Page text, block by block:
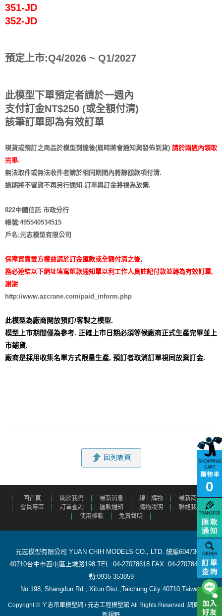
351-JD
352-JD
預定上市:Q4/2026 ~ Q1/2027
此模型下單預定者請於一週內
支付訂金NT$250 (或全額付清)
該筆訂單即為有效訂單
現貨或預訂之商品於模型到達後(屆時將會通知與發佈到貨) 請於兩週內領取
完畢.
無法取件或無法收件者請於相同期間內將餘額款項付清.
逾期將不留貨不再另行通知.訂單與訂金將視為放棄.
822中國信託 市政分行
帳號:495540534515
戶名:元志模型有限公司
保障買賣雙方權益請於訂金匯款或全額付清之後,
務必連結以下網址填寫匯款通知單以利工作人員註記付款並轉為有效訂單,
謝謝
http://www.azcrane.com/paid_inform.php
此模型為廠商開放預訂/客製之模型.
模型上市期間僅為參考. 正確上市日期必須等候廠商正式生產完畢並上
市鋪貨.
廠商是採用收集名單方式限量生產, 預訂者取消訂單視同放棄訂金.
回首頁 關於我們 最新消息 線上購物
最新商品
會員專區
訂單查詢 匯款通知 購物說明
聯絡我們
使用條款
免責聲明
元志模型有限公司 YUAN CHIH MODELS CO., LTD. 統編60473615
40710台中市西屯區上墩路198 TEL :04-27078618 FAX :04-27078488 行
動:0935-353859
​ No.198, Shangdun Rd., Xitun Dist.,Taichung City 40710,Taiwan
Copyright © ㄚ志吊車模型網 / 元志工程模型館 All Rights Reserved. 網頁設計:
0